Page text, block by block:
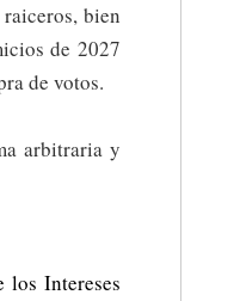
bien
de 2027
de votos.
arbitraria y
Intereses